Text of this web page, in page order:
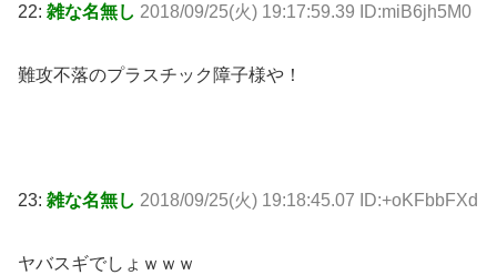
22: 雑な名無し 2018/09/25(火) 19:17:59.39 ID:miB6jh5M0
難攻不落のプラスチック障子様や！
23: 雑な名無し 2018/09/25(火) 19:18:45.07 ID:+oKFbbFXd
ヤバスギでしょｗｗｗ